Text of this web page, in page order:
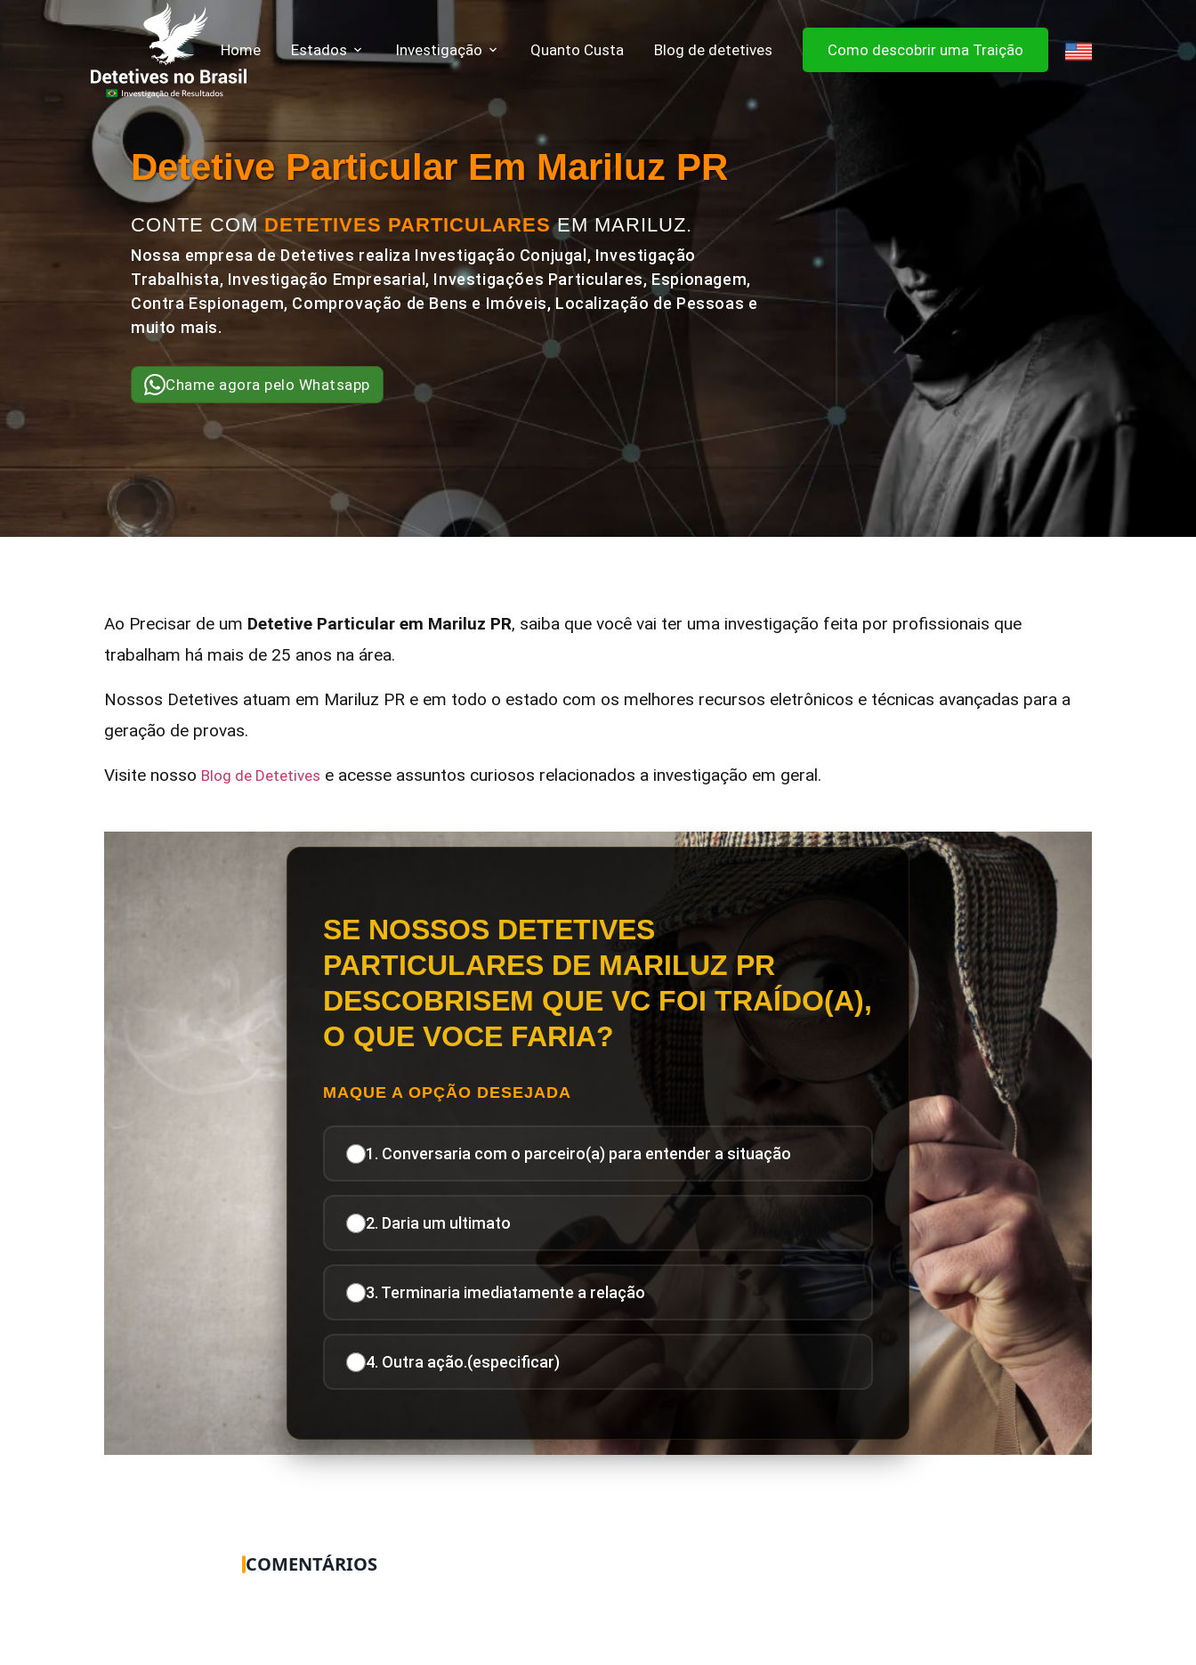
Home Estados Investigação Quanto Custa Blog de detetives Como descobrir uma Traição
Detetive Particular Em Mariluz PR
CONTE COMDETETIVES PARTICULARESEM MARILUZ.
Nossa empresa de Detetives realiza Investigação Conjugal, Investigação
Trabalhista, Investigação Empresarial, Investigações Particulares, Espionagem,
Contra Espionagem, Comprovação de Bens e Imóveis, Localização de Pessoas e
muito mais.
Chame agora pelo Whatsapp
Ao Precisar de um Detetive Particular em Mariluz PR, saiba que você vai ter uma investigação feita por profissionais que
trabalham há mais de 25 anos na área.
Nossos Detetives atuam em Mariluz PR e em todo o estado com os melhores recursos eletrônicos e técnicas avançadas para a
geração de provas.
Visite nosso Blog de Detetives e acesse assuntos curiosos relacionados a investigação em geral.
SE NOSSOS DETETIVES
PARTICULARES DE MARILUZ PR
DESCOBRISEM QUE VC FOI TRAÍDO(A),
O QUE VOCE FARIA?
MAQUE A OPÇÃO DESEJADA
1. Conversaria com o parceiro(a) para entender a situação
2. Daria um ultimato
3. Terminaria imediatamente a relação
4. Outra ação.(especificar)
COMENTÁRIOS